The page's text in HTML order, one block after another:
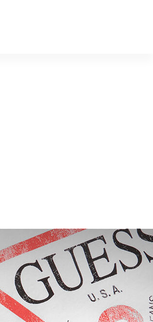
l’acconciatura che sta bene
a tutte